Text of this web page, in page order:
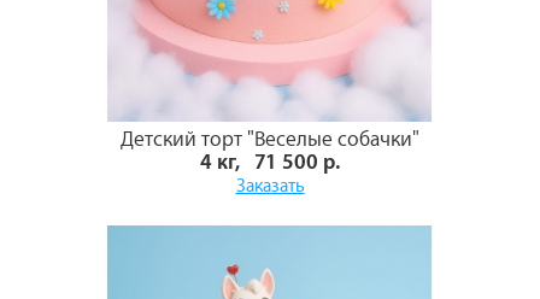
Детский торт "Веселые собачки"
4 кг, 71 500 р.
Заказать